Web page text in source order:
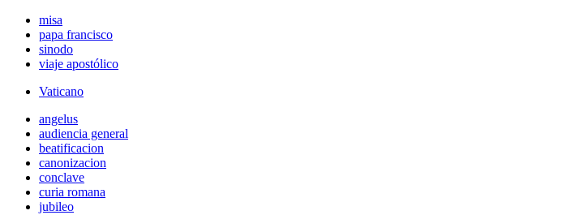
misa
papa francisco
sinodo
viaje apostólico
Vaticano
angelus
audiencia general
beatificacion
canonizacion
conclave
curia romana
jubileo